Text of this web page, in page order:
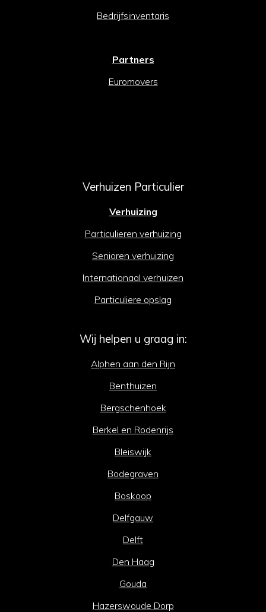
Bedrijfsinventaris
Partners
Euromovers
Verhuizen Particulier
Verhuizing
Particulieren verhuizing
Senioren verhuizing
Internationaal verhuizen
Particuliere opslag
Wij helpen u graag in:
Alphen aan den Rijn
Benthuizen
Bergschenhoek
Berkel en Rodenrijs
Bleiswijk
Bodegraven
Boskoop
Delfgauw
Delft
Den Haag
Gouda
Hazerswoude Dorp